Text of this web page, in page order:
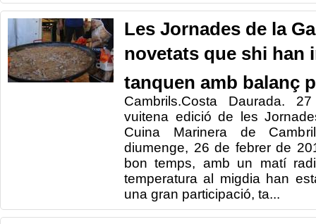
Les Jornades de la
novetats que shi
tanquen amb balanç
Cambrils.Costa Daurada.
vuitena edició de les
Cuina Marinera de
diumenge, 26 de febrer de
bon temps, amb un matí
temperatura al migdia han
una gran participació, ta...